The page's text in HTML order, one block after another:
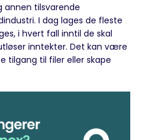
annen tilsvarende
I dag lages de fleste
i hvert fall inntil de skal
inntekter. Det kan være
tilgang til filer eller skape